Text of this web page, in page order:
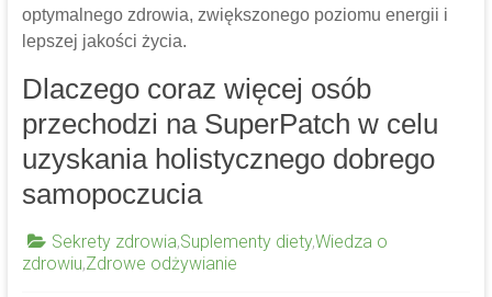
optymalnego zdrowia, zwiększonego poziomu energii i
lepszej jakości życia.
Dlaczego coraz więcej osób
przechodzi na SuperPatch w celu
uzyskania holistycznego dobrego
samopoczucia
Sekrety zdrowia,Suplementy diety,Wiedza o
zdrowiu,Zdrowe odżywianie